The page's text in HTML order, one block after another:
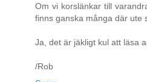
Om vi korslänkar till
finns ganska många där ute
Ja, det är jäkligt kul att läsa
/Rob